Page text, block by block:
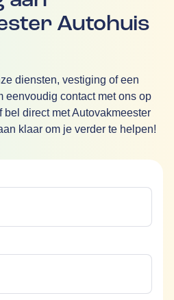
Autohuis
diensten, vestiging of een
eenvoudig contact met ons op
direct met Autovakmeester
klaar om je verder te helpen!
verplicht